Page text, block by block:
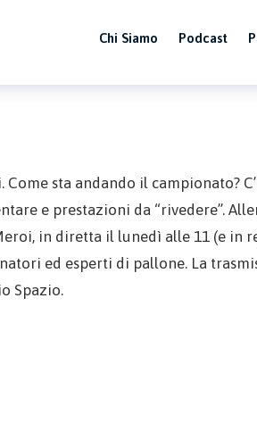
Chi Siamo Podcast
sta andando il campionato?
e prestazioni da “rivedere”.
in diretta il lunedì alle 11 (e in
ed esperti di pallone. La
Spazio.